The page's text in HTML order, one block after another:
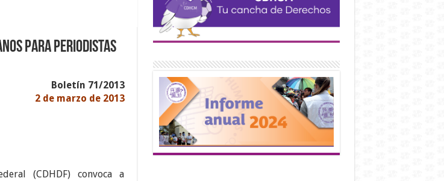
para Periodistas
Boletín 71/2013
2 de marzo de 2013
(CDHDF) convoca a